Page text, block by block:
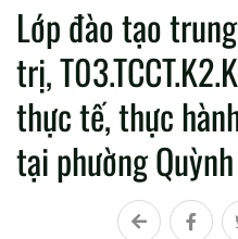
Lớp đào tạo
trị,
thực tế, thực
tại phường